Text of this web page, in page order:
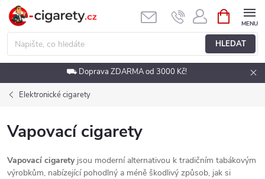
Přejít
obsah
HLEDAT
NÁKUPNÍ
KOŠÍK
⛟ Doprava ZDARMA od 3000 Kč!
Elektronické cigarety
Vapovací cigarety
Vapovací cigaretyjsou moderní alternativou k tradičním tabákovým
výrobkům, nabízející pohodlný a méně škodlivý způsob, jak si